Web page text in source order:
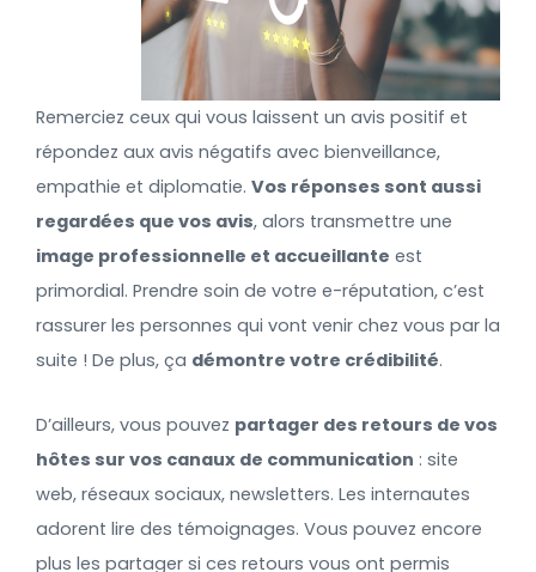
Remerciez ceux qui vous laissent un avis positif et
répondez aux avis négatifs avec bienveillance,
empathie et diplomatie. Vos réponses sont aussi
regardées que vos avis, alors transmettre une
image professionnelle et accueillante est
primordial. Prendre soin de votre e-réputation, c’est
rassurer les personnes qui vont venir chez vous par la
suite ! De plus, ça démontre votre crédibilité.
D’ailleurs, vous pouvez partager des retours de vos
hôtes sur vos canaux de communication : site
web, réseaux sociaux, newsletters. Les internautes
adorent lire des témoignages. Vous pouvez encore
plus les partager si ces retours vous ont permis